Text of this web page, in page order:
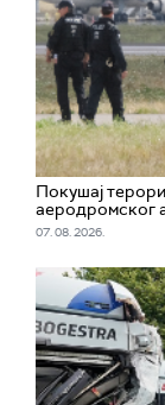
Покушај
аеродромског
07. 08. 2026.